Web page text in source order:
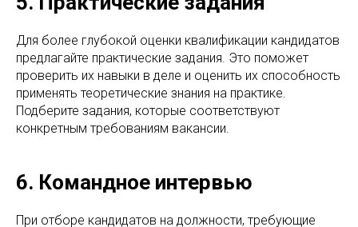
Для более глубокой оценки квалификации кандидатов
предлагайте практические задания. Это поможет
проверить их навыки в деле и оценить их способность
применять теоретические знания на практике.
Подберите задания, которые соответствуют
конкретным требованиям вакансии.
6. Командное интервью
При отборе кандидатов на должности, требующие